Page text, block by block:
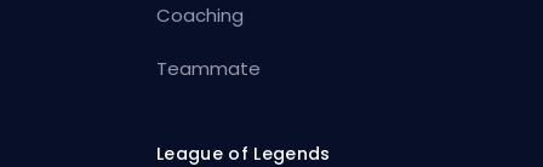
Coaching
Teammate
League of Legends